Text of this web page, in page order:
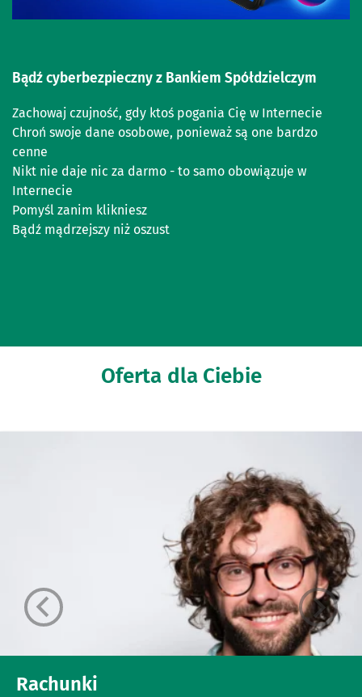
Bądź cyberbezpieczny z Bankiem Spółdzielczym
Zachowaj czujność, gdy ktoś pogania Cię w Internecie
Chroń swoje dane osobowe, ponieważ są one bardzo
cenne
Nikt nie daje nic za darmo - to samo obowiązuje w
Internecie
Pomyśl zanim klikniesz
Bądź mądrzejszy niż oszust
Oferta dla Ciebie
Rachunki